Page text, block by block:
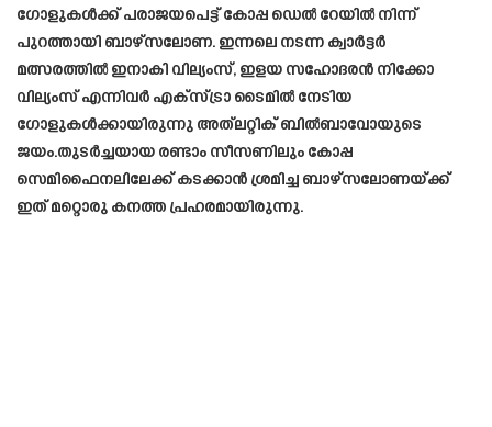
ഗോളുകൾക്ക് പരാജയപെട്ട് കോപ്പ ഡെൽ റേയിൽ നിന്ന്
പുറത്തായി ബാഴ്‌സലോണ. ഇന്നലെ നടന്ന ക്വാർട്ടർ
മത്സരത്തിൽ ഇനാകി വില്യംസ്, ഇളയ സഹോദരൻ നിക്കോ
വില്യംസ് എന്നിവർ എക്സ്ട്രാ ടൈമിൽ നേടിയ
ഗോളുകൾക്കായിരുന്നു അത്‌ലറ്റിക് ബിൽബാവോയുടെ
ജയം.തുടർച്ചയായ രണ്ടാം സീസണിലും കോപ്പ
സെമിഫൈനലിലേക്ക് കടക്കാൻ ശ്രമിച്ച ബാഴ്‌സലോണയ്ക്ക്
ഇത് മറ്റൊരു കനത്ത പ്രഹരമായിരുന്നു.